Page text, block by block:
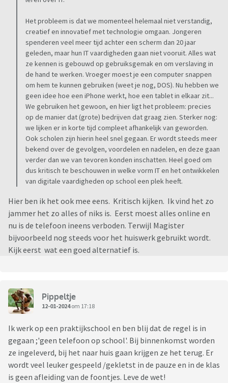
Het probleem is dat we momenteel helemaal niet verstandig,
creatief en innovatief met technologie omgaan. Jongeren
spenderen veel meer tijd achter een scherm dan 20 jaar
geleden, maar hun IT vaardigheden gaan niet vooruit. Alles wat
ze kennen is gebouwd op gebruiksgemak en om verslaving in
de hand te werken. Vroeger moest je een computer snappen
om hem te kunnen gebruiken (weet je nog, DOS). Nu hebben we
geen idee hoe een iPhone werkt, hoe een tablet in elkaar zit...
We gebruiken het gewoon, en hier ligt het probleem: precies
op de manier dat (grote) bedrijven dat graag zien. Sterker nog:
we lijken er in korte tijd compleet afhankelijk van geworden.
Ook scholen zijn hierin heel snel gegaan. Er wordt steeds meer
bekend over de gevolgen, voordelen en nadelen, en deze gaan
verder dan we van tevoren konden inschatten. Heel goed om
dus kritisch te beschouwen in welke vorm IT en het ontwikkelen
van digitale vaardigheden op school een plek heeft.
Hier ben ik het ook mee eens. Kritisch kijken. Ik vind het zo
jammer het zo alles of niks is. Eerst moest alles online en
nu is de telefoon ineens verboden. Terwijl Magister
bijvoorbeeld nog steeds voor het huiswerk gebruikt wordt.
Kijk eerst wat een goed alternatief is.
Pippeltje
12-01-2024om 17:18
Ik werk op een praktijkschool en ben blij dat de regel is in
gegaan ;'geen telefoon op school'. Bij binnenkomst worden
ze ingeleverd, bij het naar huis gaan krijgen ze het terug. Er
wordt veel leuker gespeeld /gekletst in de pauze en in de klas
is geen afleiding van de foontjes. Leve de wet!